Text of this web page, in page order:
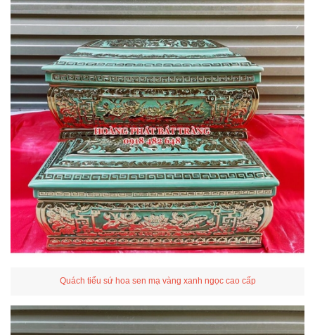
Quách tiểu sứ hoa sen mạ vàng xanh ngọc cao cấp